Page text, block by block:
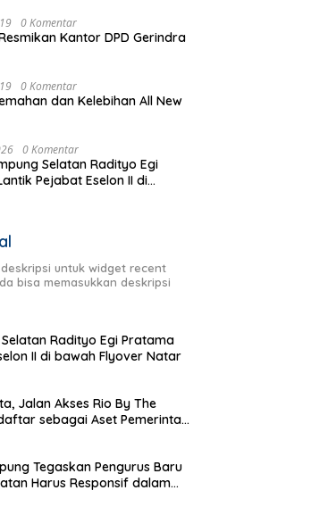
0 Komentar
Kantor DPD Gerindra
0 Komentar
dan Kelebihan All New
0 Komentar
Selatan Radityo Egi
Pejabat Eselon II di
untuk widget recent
bisa memasukkan deskripsi
Radityo Egi Pratama
II di bawah Flyover Natar
Jalan Akses Rio By The
sebagai Aset Pemerintah
Tegaskan Pengurus Baru
Harus Responsif dalam